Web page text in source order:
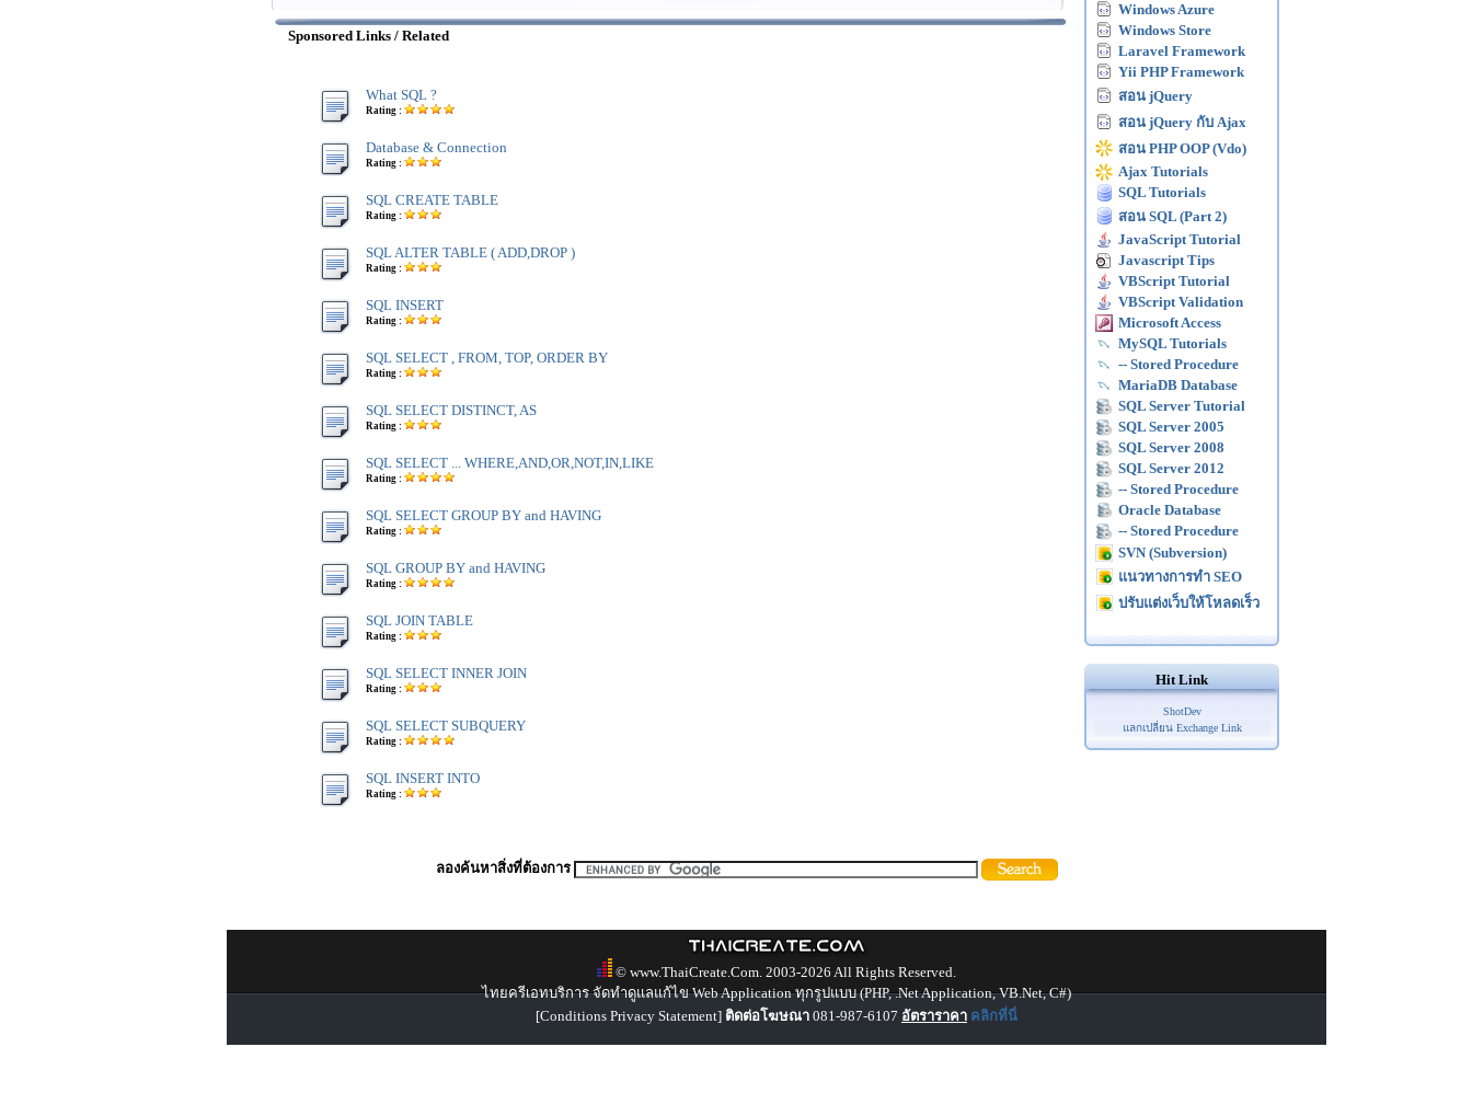
Sponsored Links / Related
What SQL ?
Rating :
Database & Connection
Rating :
SQL CREATE TABLE
Rating :
SQL ALTER TABLE ( ADD,DROP )
Rating :
SQL INSERT
Rating :
SQL SELECT , FROM, TOP, ORDER BY
Rating :
SQL SELECT DISTINCT, AS
Rating :
SQL SELECT ... WHERE,AND,OR,NOT,IN,LIKE
Rating :
SQL SELECT GROUP BY and HAVING
Rating :
SQL GROUP BY and HAVING
Rating :
SQL JOIN TABLE
Rating :
SQL SELECT INNER JOIN
Rating :
SQL SELECT SUBQUERY
Rating :
SQL INSERT INTO
Rating :
Windows Azure
Windows Store
Laravel Framework
Yii PHP Framework
สอน jQuery
สอน jQuery กับ Ajax
สอน PHP OOP (Vdo)
Ajax Tutorials
SQL Tutorials
สอน SQL (Part 2)
JavaScript Tutorial
Javascript Tips
VBScript Tutorial
VBScript Validation
Microsoft Access
MySQL Tutorials
-- Stored Procedure
MariaDB Database
SQL Server Tutorial
SQL Server 2005
SQL Server 2008
SQL Server 2012
-- Stored Procedure
Oracle Database
-- Stored Procedure
SVN (Subversion)
แนวทางการทำ SEO
ปรับแต่งเว็บให้โหลดเร็ว
Hit Link
ShotDev
แลกเปลี่ยน Exchange Link
ลองค้นหาสิ่งที่ต้องการ
© www.ThaiCreate.Com. 2003-2026 All Rights Reserved.
ไทยครีเอทบริการ จัดทำดูแลแก้ไข Web Application ทุกรูปแบบ (PHP, .Net Application, VB.Net, C#)
[Conditions Privacy Statement] ติดต่อโฆษณา 081-987-6107 อัตราราคา คลิกที่นี่